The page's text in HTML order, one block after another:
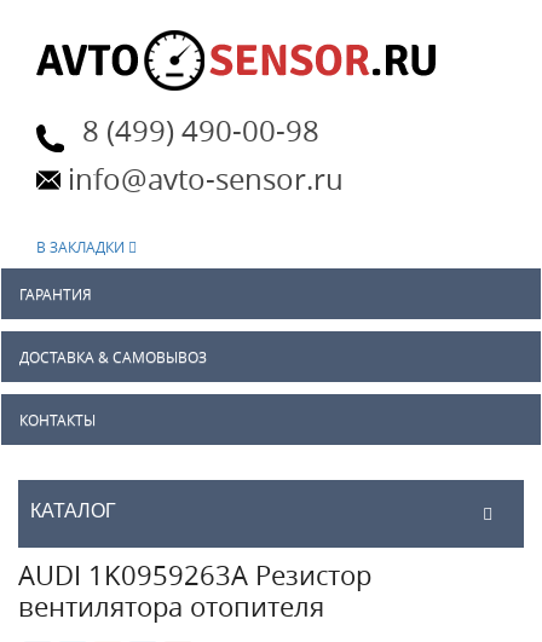
8 (499) 490-00-98
info@avto-sensor.ru
В ЗАКЛАДКИ
ГАРАНТИЯ
ДОСТАВКА & САМОВЫВОЗ
КОНТАКТЫ
КАТАЛОГ
AUDI 1K0959263A Резистор
вентилятора отопителя